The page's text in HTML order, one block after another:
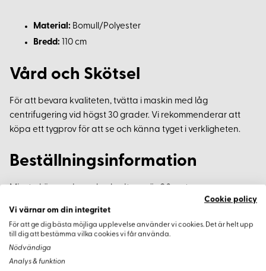
Material: Bomull/Polyester
Bredd: 110 cm
Vård och Skötsel
För att bevara kvaliteten, tvätta i maskin med låg
centrifugering vid högst 30 grader. Vi rekommenderar att
köpa ett tygprov för att se och känna tyget i verkligheten.
Beställningsinformation
Varianter
Cookie policy
Vi värnar om din integritet
För att ge dig bästa möjliga upplevelse använder vi cookies. Det är helt upp
till dig att bestämma vilka cookies vi får använda.
Nödvändiga
Analys & funktion